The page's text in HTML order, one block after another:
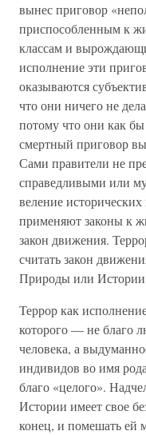
вынес приговор
приспособленным к
классам и
исполнение эти
оказываются
что они ничего не
потому что они как
смертный приговор
Сами правители не
справедливыми или
веление
применяют законы к
закон движения.
считать закон
Природы или
Террор как
которого — не благо
человека, а
индивидов во имя
благо «целого».
Истории имеет свое
конец, и помешать ей